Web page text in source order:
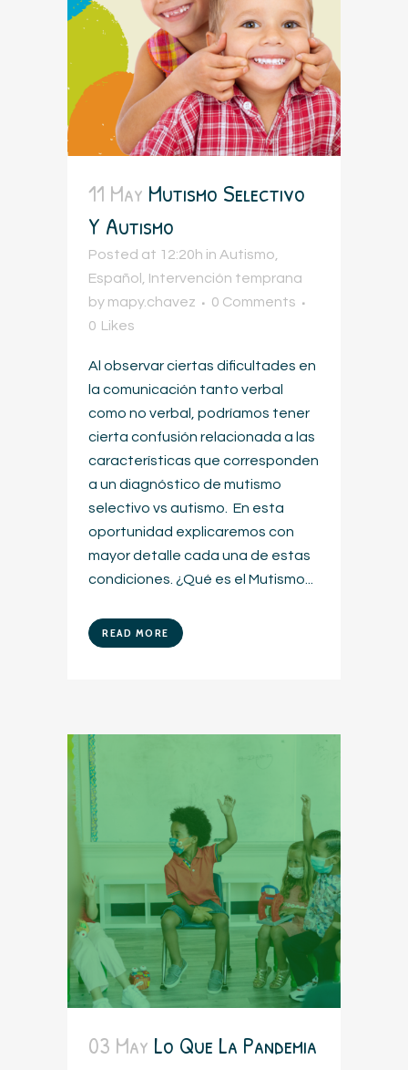
11 May Mutismo Selectivo
Y Autismo
Posted at 12:20h in Autismo
Español
Intervención temprana
by mapy.chavez
0 Comments
0 Likes
Al observar ciertas dificultades en
la comunicación tanto verbal
como no verbal, podríamos tener
cierta confusión relacionada a las
características que corresponden
a un diagnóstico de mutismo
selectivo vs autismo. En esta
oportunidad explicaremos con
mayor detalle cada una de estas
condiciones. ¿Qué es el Mutismo...
READ MORE
03 May Lo Que La Pandemia